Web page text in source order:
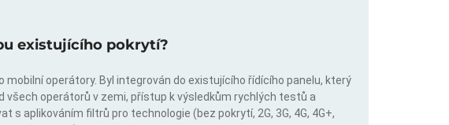
existujícího pokrytí?
operátory. Byl integrován do existujícího řídícího panelu, který
operátorů v zemi, přístup k výsledkům rychlých testů a
s aplikováním filtrů pro technologie (bez pokrytí, 2G, 3G, 4G, 4G+,